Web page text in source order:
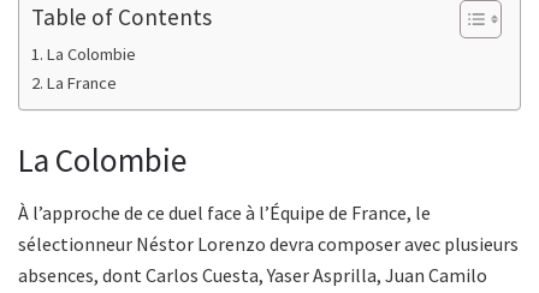
Table of Contents
La Colombie
La France
La Colombie
À l’approche de ce duel face à l’Équipe de France, le
sélectionneur Néstor Lorenzo devra composer avec plusieurs
absences, dont Carlos Cuesta, Yaser Asprilla, Juan Camilo